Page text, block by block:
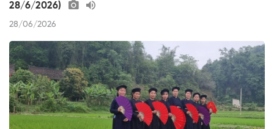
28/6/2026)
28/06/2026